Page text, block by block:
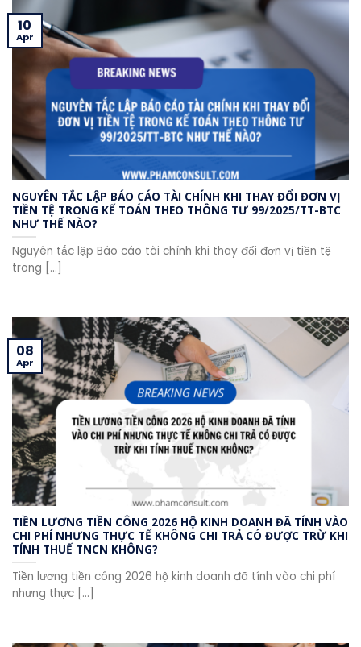
NGUYÊN TẮC LẬP BÁO CÁO TÀI CHÍNH KHI THAY ĐỔI ĐƠN VỊ
TIỀN TỆ TRONG KẾ TOÁN THEO THÔNG TƯ 99/2025/TT-BTC
NHƯ THẾ NÀO?
Nguyên tắc lập Báo cáo tài chính khi thay đổi đơn vị tiền tệ
trong [...]
10
Apr
TIỀN LƯƠNG TIỀN CÔNG 2026 HỘ KINH DOANH ĐÃ TÍNH VÀO
CHI PHÍ NHƯNG THỰC TẾ KHÔNG CHI TRẢ CÓ ĐƯỢC TRỪ KHI
TÍNH THUẾ TNCN KHÔNG?
Tiền lương tiền công 2026 hộ kinh doanh đã tính vào chi phí
nhưng thực [...]
08
Apr